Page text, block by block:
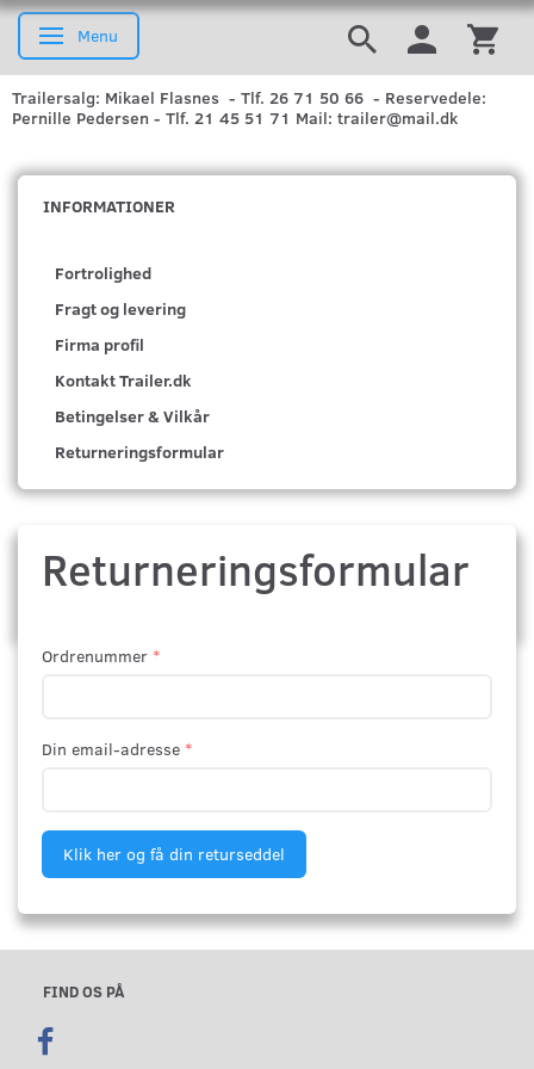
Skifte navigation
Menu
Trailersalg: Mikael Flasnes - Tlf. 26 71 50 66 - Reservedele:
Pernille Pedersen - Tlf. 21 45 51 71 Mail: trailer@mail.dk
INFORMATIONER
Fortrolighed
Fragt og levering
Firma profil
Kontakt Trailer.dk
Betingelser & Vilkår
Returneringsformular
Returneringsformular
Ordrenummer
Din email-adresse
Klik her og få din returseddel
FIND OS PÅ